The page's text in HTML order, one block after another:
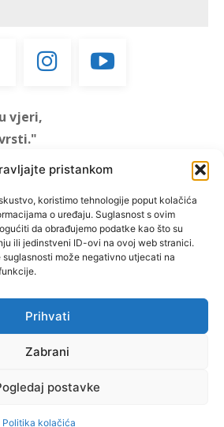
pristankom
koristimo tehnologije poput kolačića
o uređaju. Suglasnost s ovim
da obrađujemo podatke kao što su
ili jedinstveni ID-ovi na ovoj web stranici.
može negativno utjecati na
Prihvati
Zabrani
postavke
Politika kolačića
vjeri,
je
iz